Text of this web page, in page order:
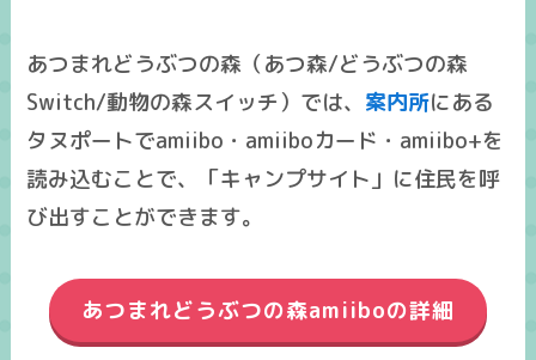
あつまれどうぶつの森（あつ森/どうぶつの森
Switch/動物の森スイッチ）では、 案内所にある
タヌポートでamiibo・amiiboカード・amiibo+を
読み込むことで、「キャンプサイト」に住民を呼
び出すことができます。
あつまれどうぶつの森amiiboの詳細